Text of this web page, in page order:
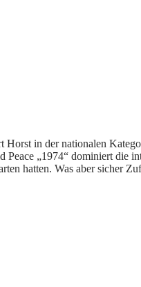
in der nationalen
„1974“ dominiert die
hatten. Was aber sicher